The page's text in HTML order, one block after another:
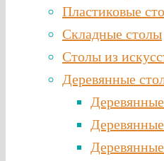
Пластиковые
Складные столы
Столы из
Деревянные